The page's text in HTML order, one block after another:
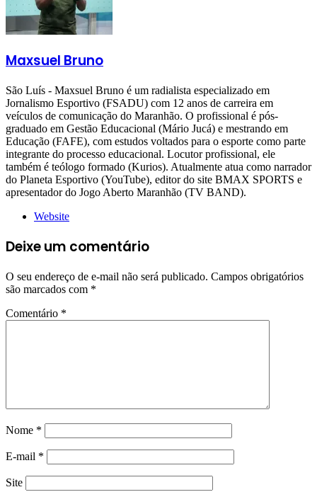
Maxsuel Bruno
São Luís - Maxsuel Bruno é um radialista especializado em
Jornalismo Esportivo (FSADU) com 12 anos de carreira em
veículos de comunicação do Maranhão. O profissional é pós-
graduado em Gestão Educacional (Mário Jucá) e mestrando em
Educação (FAFE), com estudos voltados para o esporte como parte
integrante do processo educacional. Locutor profissional, ele
também é teólogo formado (Kurios). Atualmente atua como narrador
do Planeta Esportivo (YouTube), editor do site BMAX SPORTS e
apresentador do Jogo Aberto Maranhão (TV BAND).
Website
Deixe um comentário
O seu endereço de e-mail não será publicado. Campos obrigatórios
são marcados com *
Comentário *
Nome *
E-mail *
Site